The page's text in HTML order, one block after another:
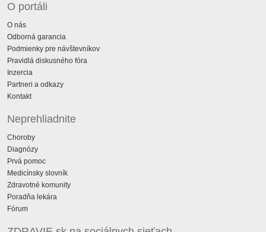
O portáli
O nás
Odborná garancia
Podmienky pre návštevníkov
Pravidlá diskusného fóra
Inzercia
Partneri a odkazy
Kontakt
Neprehliadnite
Choroby
Diagnózy
Prvá pomoc
Medicínsky slovník
Zdravotné komunity
Poradňa lekára
Fórum